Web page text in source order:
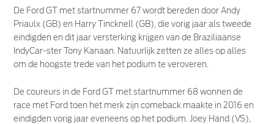
De Ford GT met startnummer 67 wordt bereden door Andy
Priaulx (GB) en Harry Tincknell (GB), die vorig jaar als tweede
eindigden en dit jaar versterking krijgen van de Braziliaanse
IndyCar-ster Tony Kanaan. Natuurlijk zetten ze alles op alles
om de hoogste trede van het podium te veroveren.
De coureurs in de Ford GT met startnummer 68 wonnen de
race met Ford toen het merk zijn comeback maakte in 2016 en
eindigden vorig jaar eveneens op het podium. Joey Hand (VS),